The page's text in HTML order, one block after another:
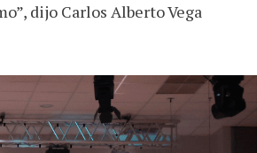
dijo Carlos Alberto Vega